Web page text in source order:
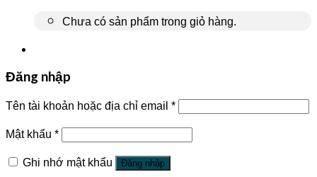
Chưa có sản phẩm trong giỏ hàng.
Đăng nhập
Tên tài khoản hoặc địa chỉ email *
Mật khẩu *
Ghi nhớ mật khẩu Đăng nhập